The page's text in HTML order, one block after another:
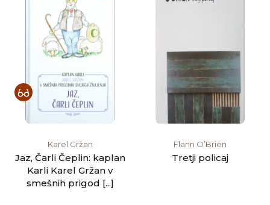
Karel Gržan
Jaz, Čarli Čeplin: kaplan
Karli Karel Gržan v
smešnih prigod [...]
Flann O’Brien
Tretji policaj